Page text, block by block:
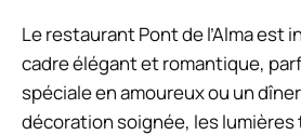
Le restaurant Pont de l’Alma est
cadre élégant et romantique,
spéciale en amoureux ou un dîner
décoration soignée, les